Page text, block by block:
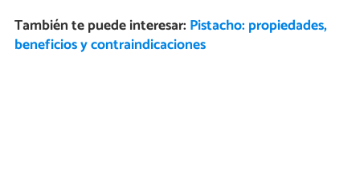
También te puede interesar: Pistacho: propiedades,
beneficios y contraindicaciones